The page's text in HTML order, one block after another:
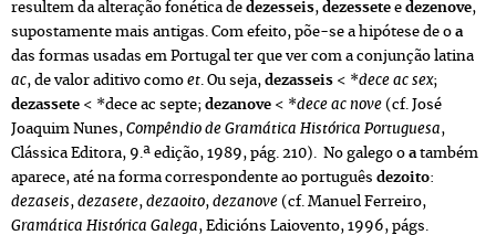
resultem da alteração fonética de dezesseis, dezessete e dezenove,
supostamente mais antigas. Com efeito, põe-se a hipótese de o a
das formas usadas em Portugal ter que ver com a conjunção latina
ac, de valor aditivo como et. Ou seja, dezasseis < *dece ac sex;
dezassete < *dece ac septe; dezanove < *dece ac nove (cf. José
Joaquim Nunes, Compêndio de Gramática Histórica Portuguesa,
Clássica Editora, 9.ª edição, 1989, pág. 210). No galego o atambém
aparece, até na forma correspondente ao português dezoito:
dezaseis, dezasete, dezaoito, dezanove (cf. Manuel Ferreiro,
Gramática Histórica Galega, Edicións Laiovento, 1996, págs.